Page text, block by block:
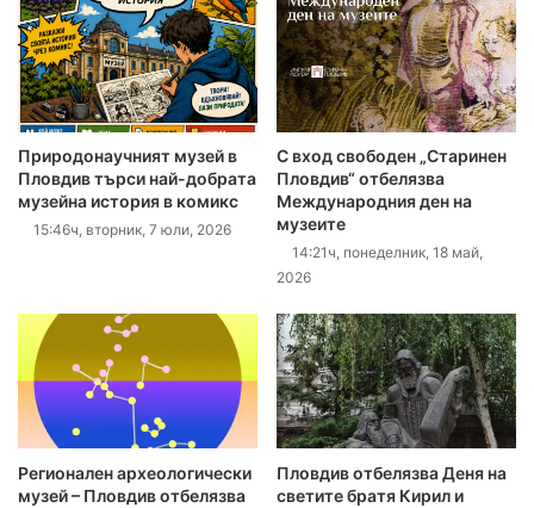
Природонаучният музей в
Пловдив търси най-добрата
музейна история в комикс
15:46ч, вторник, 7 юли, 2026
С вход свободен „Старинен
Пловдив“ отбелязва
Международния ден на
музеите
14:21ч, понеделник, 18 май,
2026
Регионален археологически
музей – Пловдив отбелязва
Пловдив отбелязва Деня на
светите братя Кирил и